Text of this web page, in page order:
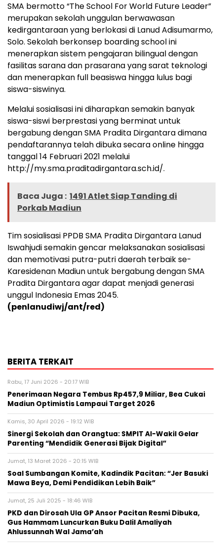
SMA bermotto “The School For World Future Leader”
merupakan sekolah unggulan berwawasan
kedirgantaraan yang berlokasi di Lanud Adisumarmo,
Solo. Sekolah berkonsep boarding school ini
menerapkan sistem pengajaran bilingual dengan
fasilitas sarana dan prasarana yang sarat teknologi
dan menerapkan full beasiswa hingga lulus bagi
siswa-siswinya.
Melalui sosialisasi ini diharapkan semakin banyak
siswa-siswi berprestasi yang berminat untuk
bergabung dengan SMA Pradita Dirgantara dimana
pendaftarannya telah dibuka secara online hingga
tanggal 14 Februari 2021 melalui
http://my.sma.praditadirgantara.sch.id/.
Baca Juga : 1491 Atlet Siap Tanding di
Porkab Madiun
Tim sosialisasi PPDB SMA Pradita Dirgantara Lanud
Iswahjudi semakin gencar melaksanakan sosialisasi
dan memotivasi putra-putri daerah terbaik se-
Karesidenan Madiun untuk bergabung dengan SMA
Pradita Dirgantara agar dapat menjadi generasi
unggul Indonesia Emas 2045.
(penlanudiwj/ant/red)
BERITA TERKAIT
Rabu, 17 Juni 2026 - 20:17 WIB
Penerimaan Negara Tembus Rp457,9 Miliar, Bea Cukai
Madiun Optimistis Lampaui Target 2026
Kamis, 30 April 2026 - 19:12 WIB
Sinergi Sekolah dan Orangtua: SMPIT Al-Wakil Gelar
Parenting “Mendidik Generasi Bijak Digital”
Jumat, 13 Maret 2026 - 20:15 WIB
Soal Sumbangan Komite, Kadindik Pacitan: “Jer Basuki
Mawa Beya, Demi Pendidikan Lebih Baik”
Jumat, 25 Juli 2025 - 18:46 WIB
PKD dan Dirosah Ula GP Ansor Pacitan Resmi Dibuka,
Gus Hammam Luncurkan Buku Dalil Amaliyah
Ahlussunnah Wal Jama’ah